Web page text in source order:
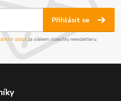
Přihlásit se
údajůza účelem rozesílky newsletteru.